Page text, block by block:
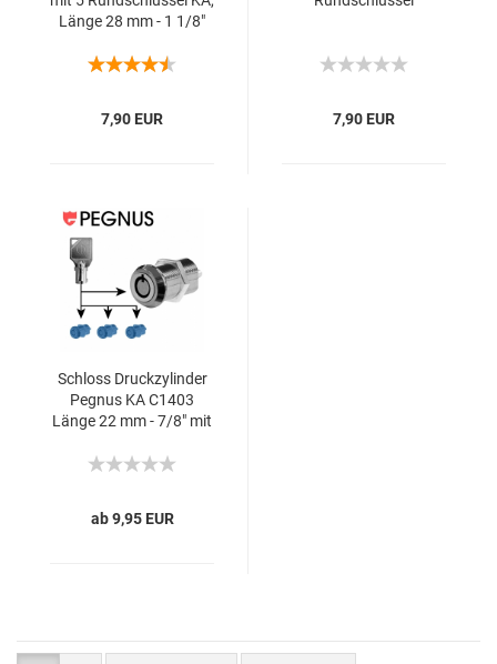
Länge 28 mm - 1 1/8"
7,90 EUR 7,90 EUR
Schloss Druck­zy­lin­der
Peg­nus KA C1403
Länge 22 mm - 7/8" mit
ab 9,95 EUR